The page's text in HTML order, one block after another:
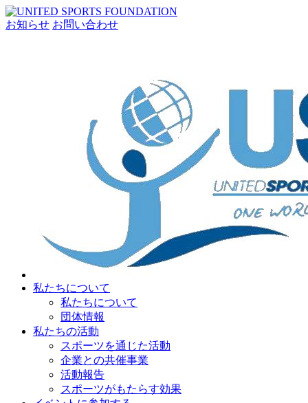
お知らせ お問い合わせ
私たちについて
私たちについて
団体情報
私たちの活動
スポーツを通じた活動
企業との共催事業
活動報告
スポーツがもたらす効果